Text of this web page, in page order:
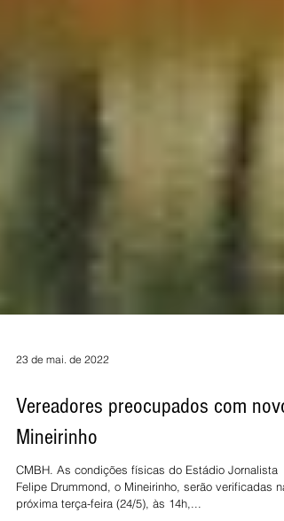
23 de mai. de 2022
Vereadores preocupados com novo
Mineirinho
CMBH. As condições físicas do Estádio Jornalista